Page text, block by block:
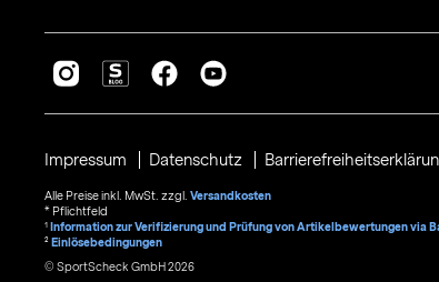
Impressum Datenschutz
Alle Preise inkl. MwSt. zzgl. Versandkosten
* Pflichtfeld
1 Information zur Verifizierung und Prüfung von Artikelbewertungen via
² Einlösebedingungen
© SportScheck GmbH 2026